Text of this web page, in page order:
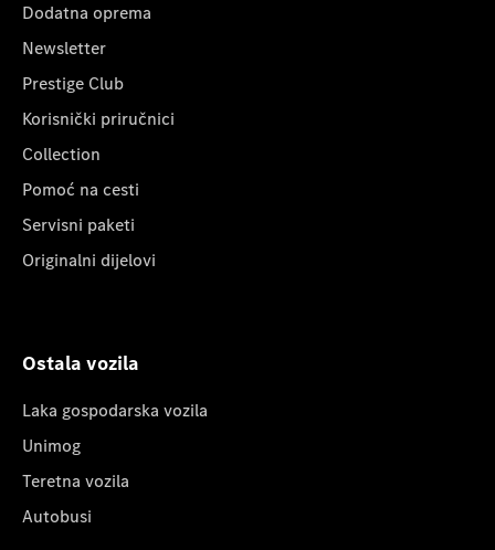
Dodatna oprema
Newsletter
Prestige Club
Korisnički priručnici
Collection
Pomoć na cesti
Servisni paketi
Originalni dijelovi
Ostala vozila
Laka gospodarska vozila
Unimog
Teretna vozila
Autobusi